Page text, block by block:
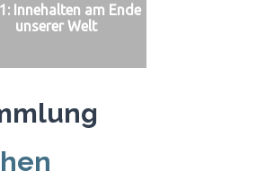
Innehalten am Ende
unserer Welt